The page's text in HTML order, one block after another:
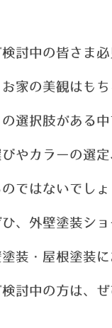
討中の皆さま必
家の美観はも
選択肢がある
やカラーの選
ではないでしょ
、外壁塗装シ
装・屋根塗装
討中の方は、